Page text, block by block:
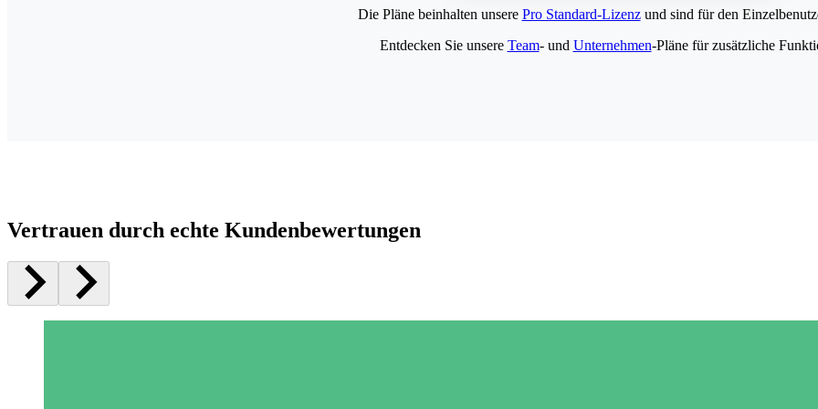
Die Pläne beinhalten unsere Pro Standard-Lizenzund sind für den
Entdecken Sie unsere Team- und Unternehmen-Pläne für zusätzliche
Vertrauen durch echte Kundenbewertungen